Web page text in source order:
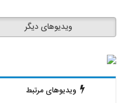
ویدیوهای دیگر
ویدیوهای مرتبط